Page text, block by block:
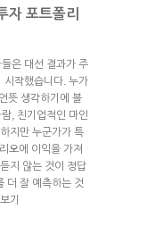
자 포트폴리
은 대선 결과가 주
시작했습니다. 누가
뜻 생각하기에 블
, 친기업적인 마인
지만 누군가가 특
오에 이익을 가져
지 않는 것이 정답
더 잘 예측하는 것
기